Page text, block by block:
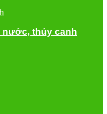
nước, thủy canh